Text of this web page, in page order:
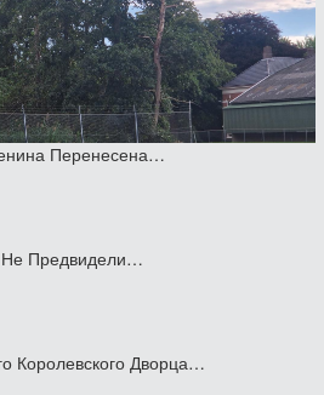
Перенесена…
Не Предвидели…
Королевского Дворца…